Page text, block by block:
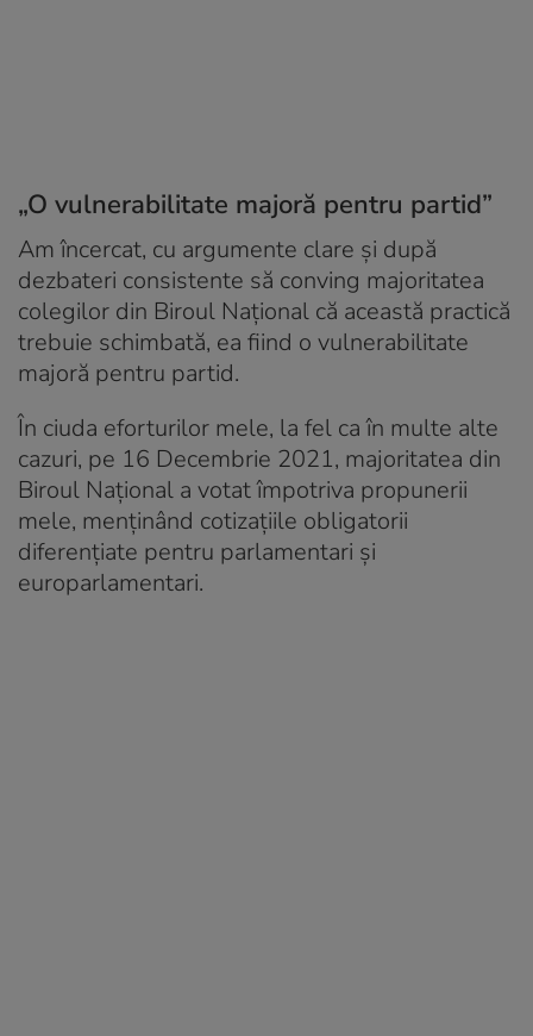
„O vulnerabilitate majoră pentru partid”
Am încercat, cu argumente clare și după
dezbateri consistente să conving majoritatea
colegilor din Biroul Național că această practică
trebuie schimbată, ea fiind o vulnerabilitate
majoră pentru partid.
În ciuda eforturilor mele, la fel ca în multe alte
cazuri, pe 16 Decembrie 2021, majoritatea din
Biroul Național a votat împotriva propunerii
mele, menținând cotizațiile obligatorii
diferențiate pentru parlamentari și
europarlamentari.